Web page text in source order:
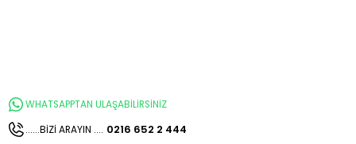
WHATSAPPTAN ULAŞABİLİRSİNİZ
......BİZİ ARAYIN .... 0216 652 2 444